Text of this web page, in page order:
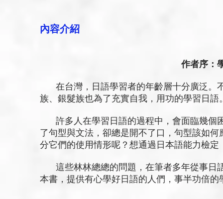
內容介紹
作者序：
在台灣，日語學習者的年齡層十分廣泛。
族、銀髮族也為了充實自我，用功的學習日語
許多人在學習日語的過程中，會面臨幾個
了句型與文法，卻總是開不了口，句型該如
分它們的使用情形呢？想通過日本語能力檢
這些林林總總的問題，在筆者多年從事日
本書，提供有心學好日語的人們，事半功倍的